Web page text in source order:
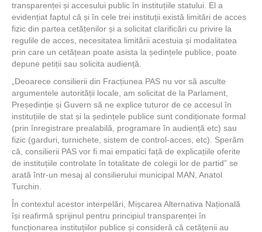
transparenței și accesului public în instituțiile statului. El a
evidențiat faptul că și în cele trei instituții există limitări de acces
fizic din partea cetățenilor și a solicitat clarificări cu privire la
regulile de acces, necesitatea limitării acestuia și modalitatea
prin care un cetățean poate asista la ședințele publice, poate
depune petiții sau solicita audiență.
„Deoarece consilierii din Fracțiunea PAS nu vor să asculte
argumentele autorității locale, am solicitat de la Parlament,
Președinție și Guvern să ne explice tuturor de ce accesul în
instituțiile de stat și la ședințele publice sunt condiționate formal
(prin înregistrare prealabilă, programare în audiență etc) sau
fizic (garduri, turnichete, sistem de control-acces, etc). Sperăm
că, consilierii PAS vor fi mai empatici față de explicațiile oferite
de instituțiile controlate în totalitate de colegii lor de partid” se
arată într-un mesaj al consilierului municipal MAN, Anatol
Turchin.
În contextul acestor interpelări, Mișcarea Alternativa Națională
își reafirmă sprijinul pentru principiul transparenței în
funcționarea instituțiilor publice și consideră că cetățenii au